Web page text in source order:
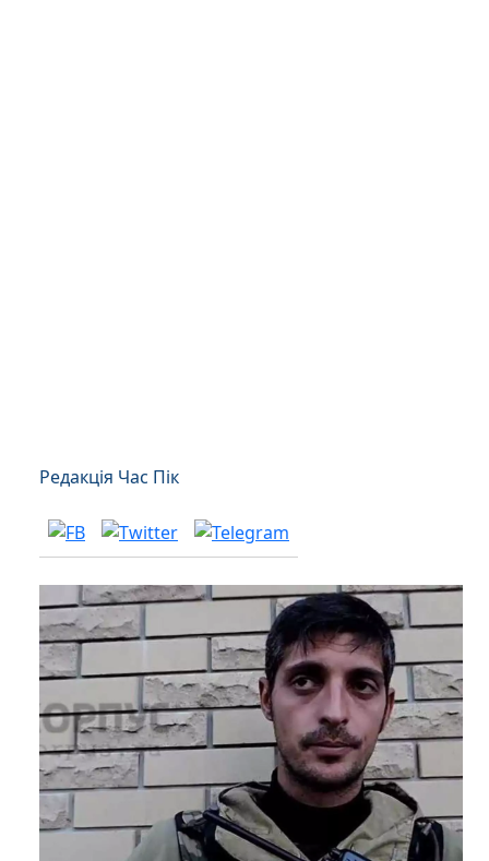
Редакція Час Пік